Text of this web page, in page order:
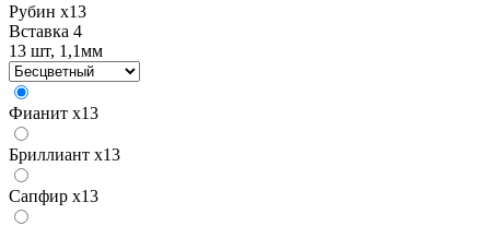
Рубин x13
Вставка 4
13 шт, 1,1мм
Фианит x13
Бриллиант x13
Сапфир x13